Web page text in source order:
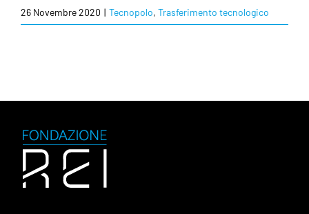
26 Novembre 2020 | Tecnopolo, Trasferimento tecnologico